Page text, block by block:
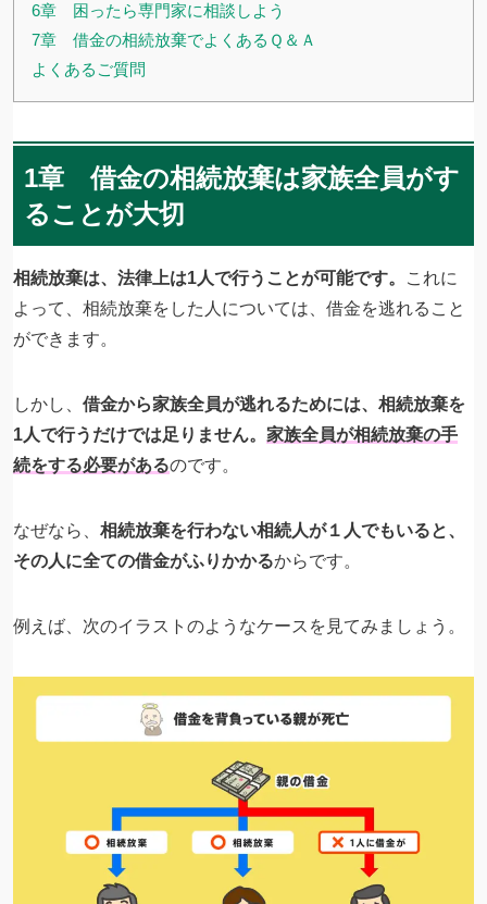
6章 困ったら専門家に相談しよう
7章 借金の相続放棄でよくあるＱ＆Ａ
よくあるご質問
1章 借金の相続放棄は家族全員がす
ることが大切
相続放棄は、法律上は1人で行うことが可能です。
これに
よって、相続放棄をした人については、借金を逃れること
ができます。
しかし、 借金から家族全員が逃れるためには、相続放棄を
1人で行うだけでは足りません。 家族全員が相続放棄の手
続をする必要があるのです。
なぜなら、 相続放棄を行わない相続人が１人でもいると、
その人に全ての借金がふりかかるからです。
例えば、次のイラストのようなケースを見てみましょう。